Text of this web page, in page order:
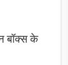
बॉक्स के